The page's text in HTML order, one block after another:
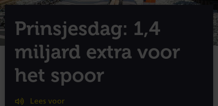
Prinsjesdag: 1,4
miljard extra voor
het spoor
Lees voor